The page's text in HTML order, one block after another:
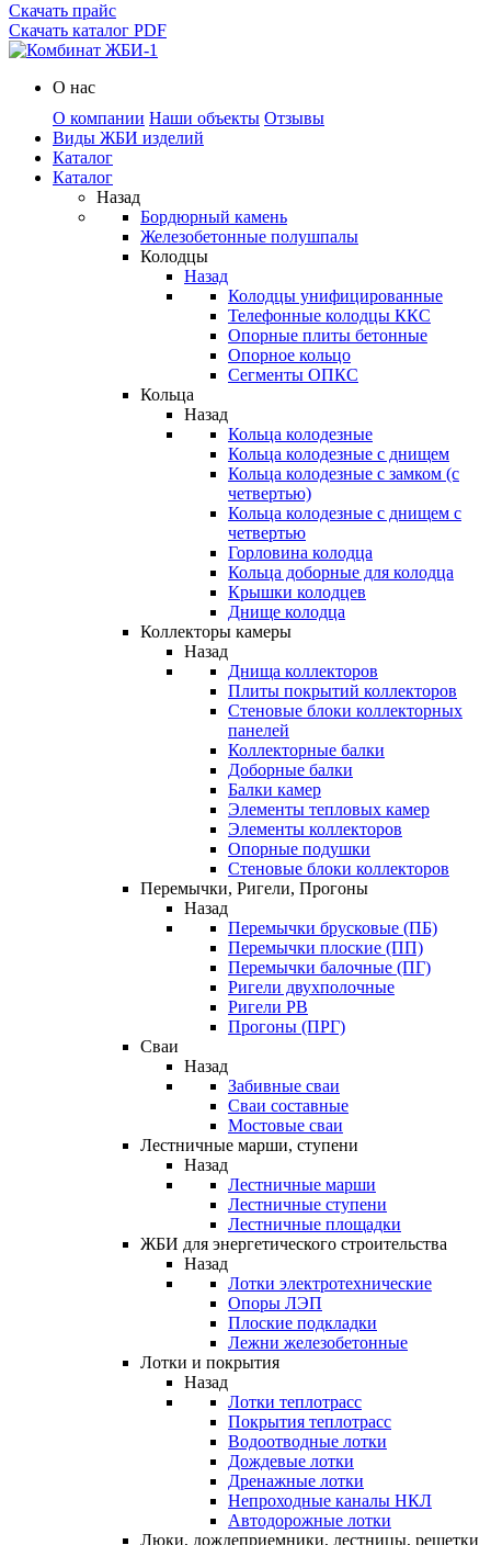
Скачать прайс
Скачать каталог PDF
О нас
О компании Наши объекты Отзывы
Виды ЖБИ изделий
Каталог
Каталог
Назад
Бордюрный камень
Железобетонные полушпалы
Колодцы
Назад
Колодцы унифицированные
Телефонные колодцы ККС
Опорные плиты бетонные
Опорное кольцо
Сегменты ОПКС
Кольца
Назад
Кольца колодезные
Кольца колодезные с днищем
Кольца колодезные с замком (с
четвертью)
Кольца колодезные с днищем с
четвертью
Горловина колодца
Кольца доборные для колодца
Крышки колодцев
Днище колодца
Коллекторы камеры
Назад
Днища коллекторов
Плиты покрытий коллекторов
Стеновые блоки коллекторных
панелей
Коллекторные балки
Доборные балки
Балки камер
Элементы тепловых камер
Элементы коллекторов
Опорные подушки
Стеновые блоки коллекторов
Перемычки, Ригели, Прогоны
Назад
Перемычки брусковые (ПБ)
Перемычки плоские (ПП)
Перемычки балочные (ПГ)
Ригели двухполочные
Ригели РВ
Прогоны (ПРГ)
Сваи
Назад
Забивные сваи
Сваи составные
Мостовые сваи
Лестничные марши, ступени
Назад
Лестничные марши
Лестничные ступени
Лестничные площадки
ЖБИ для энергетического строительства
Назад
Лотки электротехнические
Опоры ЛЭП
Плоские подкладки
Лежни железобетонные
Лотки и покрытия
Назад
Лотки теплотрасс
Покрытия теплотрасс
Водоотводные лотки
Дождевые лотки
Дренажные лотки
Непроходные каналы НКЛ
Автодорожные лотки
Люки, дождеприемники, лестницы, решетки